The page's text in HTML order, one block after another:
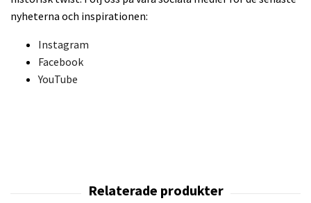
nyheterna och inspirationen:
Instagram
Facebook
YouTube